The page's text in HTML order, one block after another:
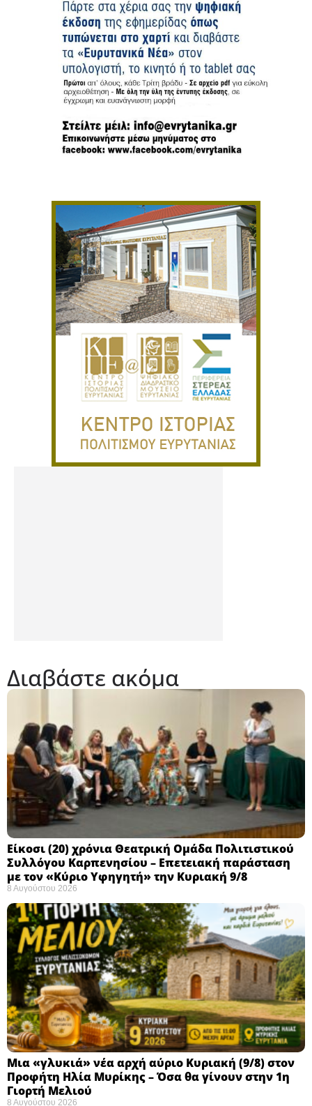
Διαβάστε ακόμα
Eίκοσι (20) χρόνια Θεατρική Ομάδα Πολιτιστικού
Συλλόγου Καρπενησίου – Επετειακή παράσταση
με τον «Κύριο Υφηγητή» την Κυριακή 9/8
8 Αυγούστου 2026
Μια «γλυκιά» νέα αρχή αύριο Κυριακή (9/8) στον
Προφήτη Ηλία Μυρίκης – Όσα θα γίνουν στην 1η
Γιορτή Μελιού
8 Αυγούστου 2026